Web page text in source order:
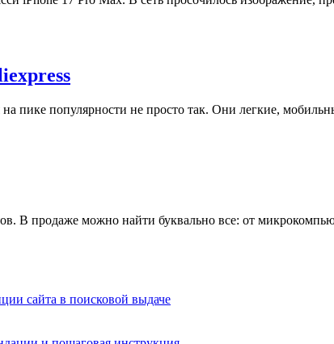
пике популярности не просто так. Они легкие,
В продаже можно найти буквально все: от
сайта в поисковой выдаче